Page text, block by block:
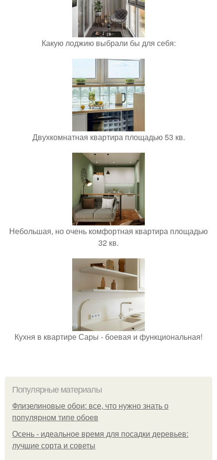
Какую лоджию выбрали бы для себя:
Двухкомнатная квартира площадью 53 кв.
Небольшая, но очень комфортная квартира площадью
32 кв.
Кухня в квартире Сары - боевая и функциональная!
Популярные материалы
Флизелиновые обои: все, что нужно знать о
популярном типе обоев
Осень - идеальное время для посадки деревьев:
лучшие сорта и советы